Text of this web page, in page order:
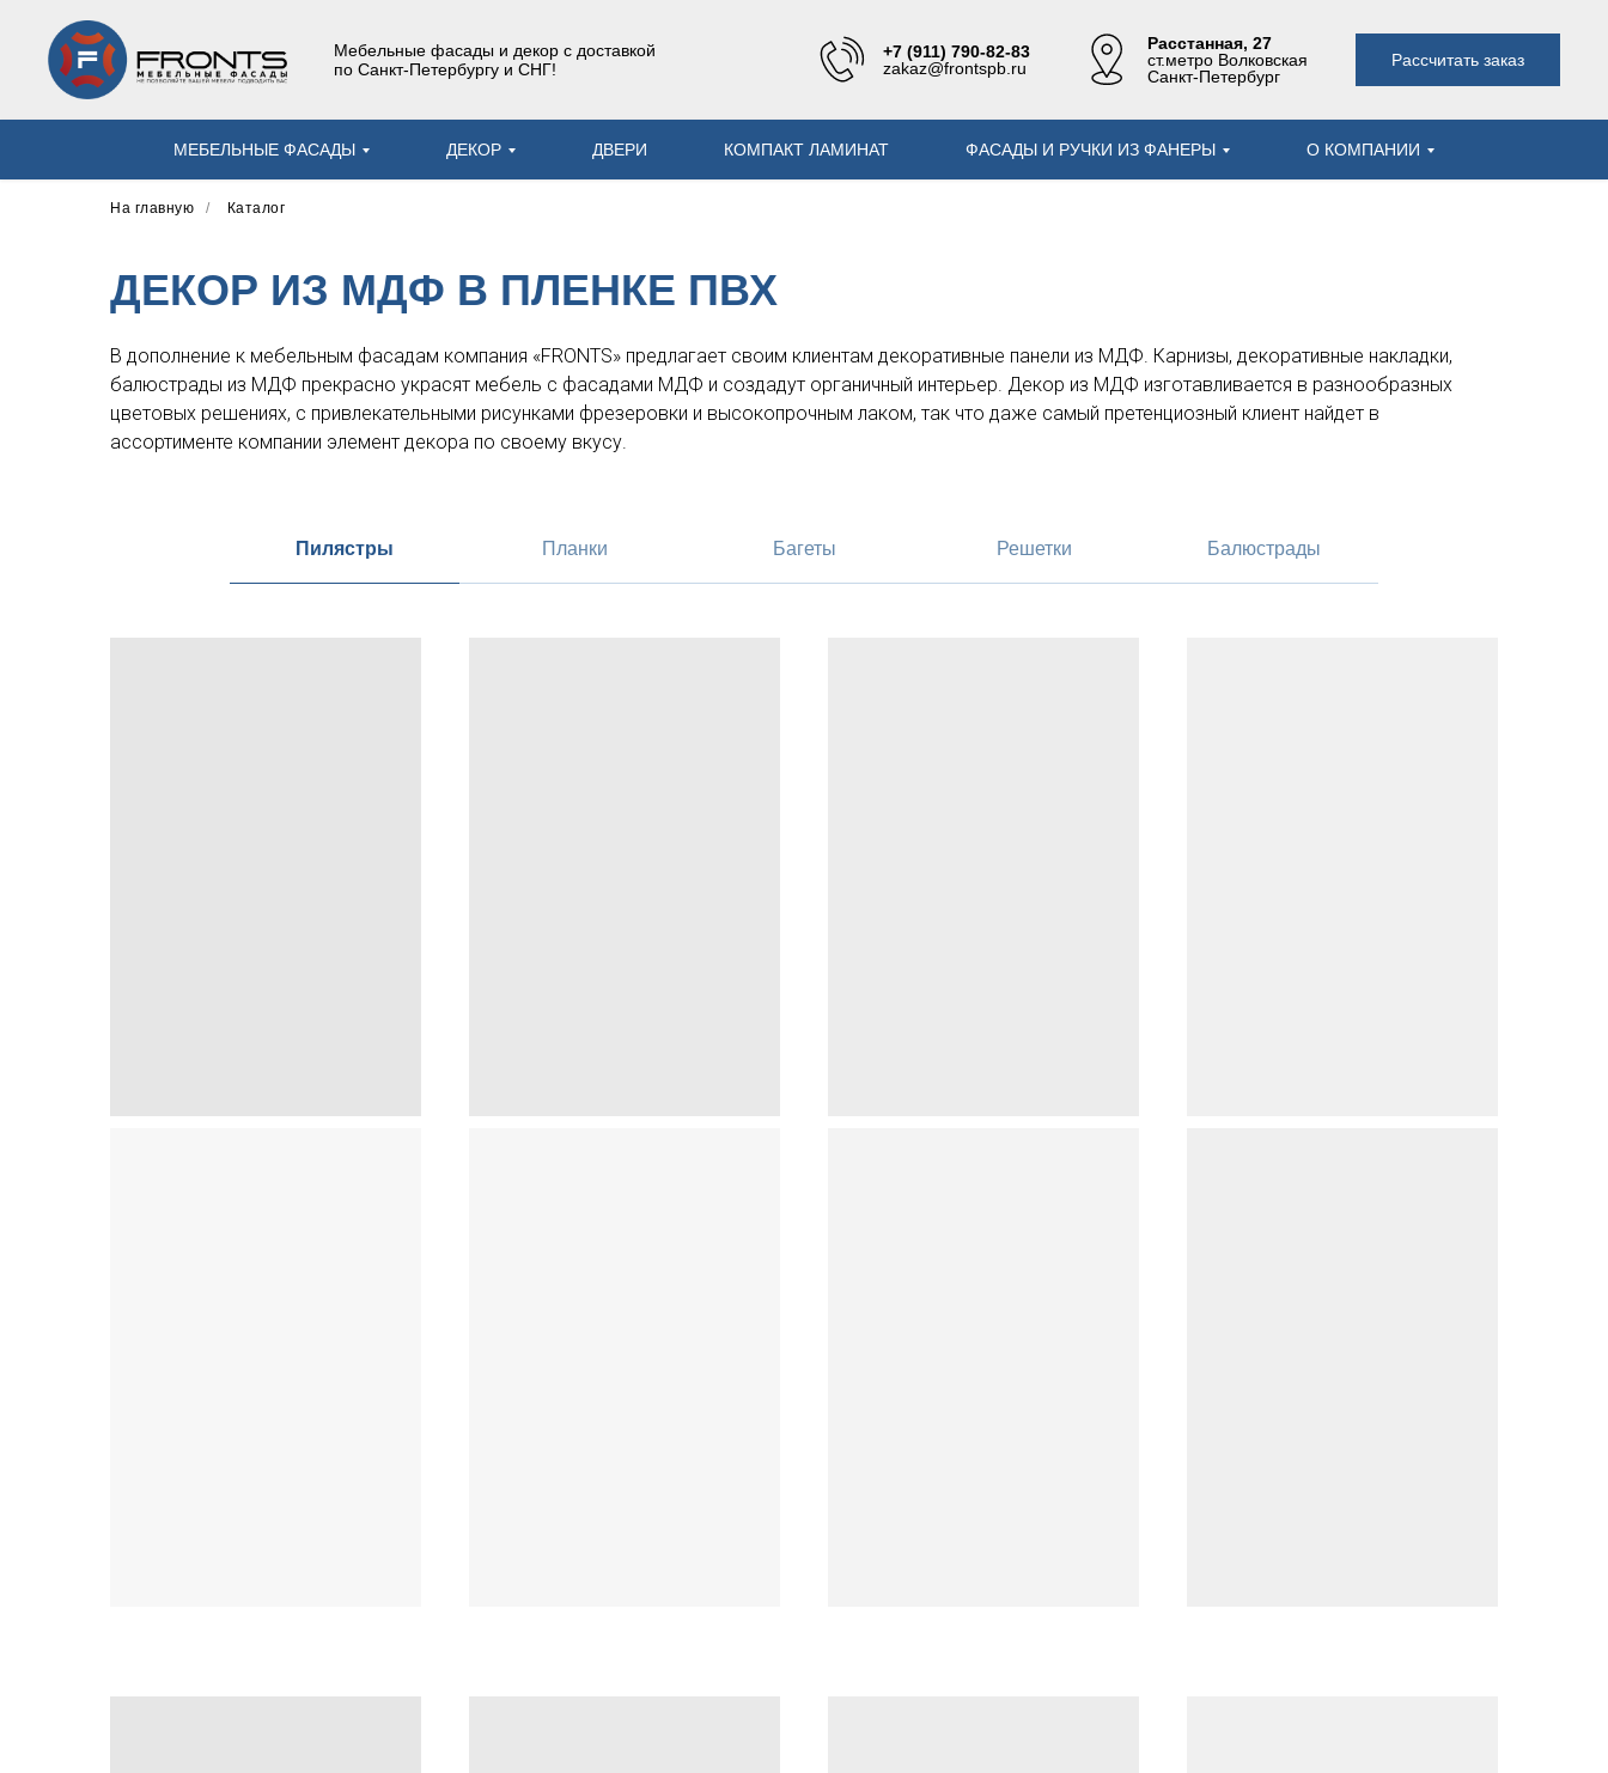
Мебельные фасады и декор с доставкой
по Санкт-Петербургу и СНГ!
+7 (911) 790-82-83
zakaz@frontspb.ru
Расcтанная, 27
ст.метро Волковская
Санкт-Петербург
Рассчитать заказ
МЕБЕЛЬНЫЕ ФАСАДЫ ДЕКОР ДВЕРИ КОМПАКТ ЛАМИНАТ ФАСАДЫ И РУЧКИ ИЗ ФАНЕРЫ О КОМПАНИИ
На главную / Каталог
ДЕКОР ИЗ МДФ В ПЛЕНКЕ ПВХ
В дополнение к мебельным фасадам компания «FRONTS» предлагает своим клиентам декоративные панели из МДФ. Карнизы, декоративные накладки,
балюстрады из МДФ прекрасно украсят мебель с фасадами МДФ и создадут органичный интерьер. Декор из МДФ изготавливается в разнообразных
цветовых решениях, с привлекательными рисунками фрезеровки и высокопрочным лаком, так что даже самый претенциозный клиент найдет в
ассортименте компании элемент декора по своему вкусу.
Пилястры Планки Багеты Решетки Балюстрады